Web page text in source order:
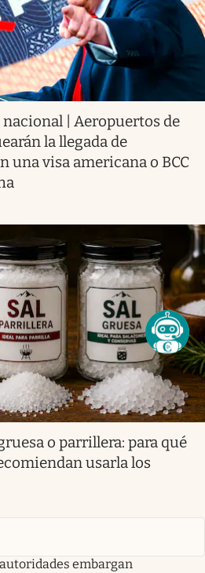
nacional | Aeropuertos de
la llegada de
una visa americana o BCC
o parrillera: para qué
usarla los
embargan